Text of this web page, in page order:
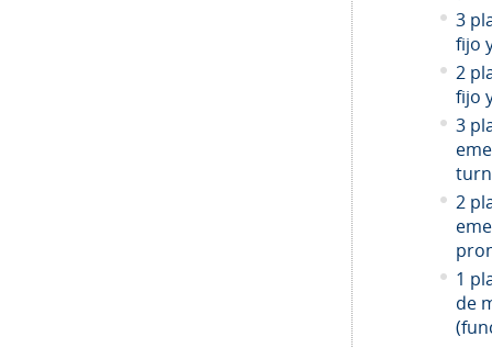
3
fijo
2
fijo
3
2
1
de